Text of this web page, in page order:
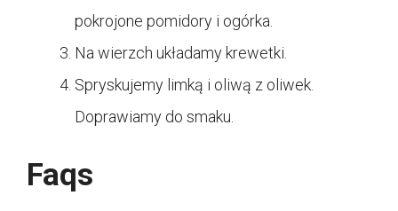
pokrojone pomidory i ogórka.
Na wierzch układamy krewetki.
Spryskujemy limką i oliwą z oliwek.
Doprawiamy do smaku.
Faqs